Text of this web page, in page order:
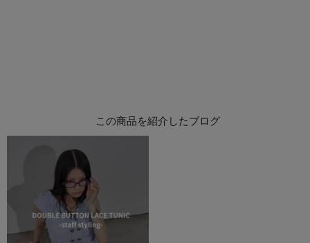
この商品を紹介したブログ